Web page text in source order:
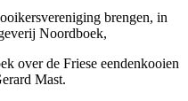
brengen, in
Noordboek,
over de Friese eendenkooien
Mast.